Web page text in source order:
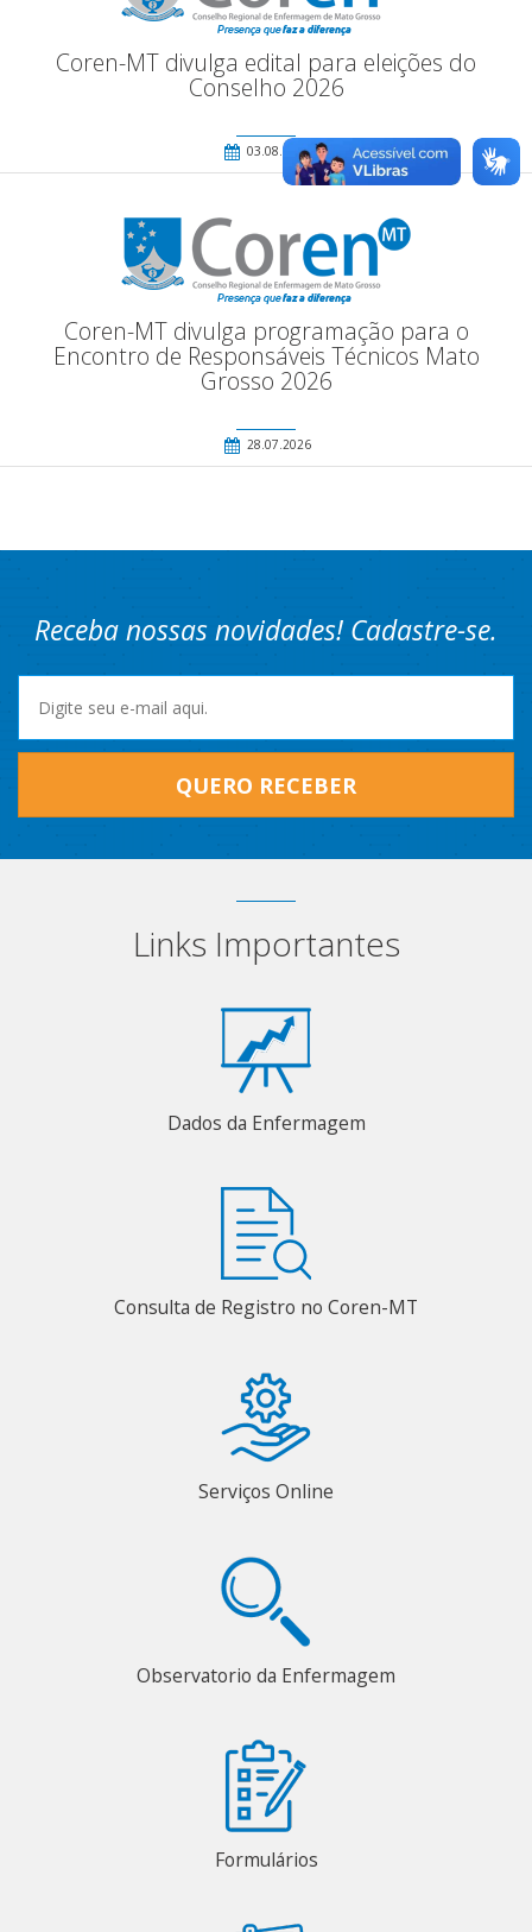
Coren-MT divulga edital para eleições do
Conselho 2026
03.08.2026
Coren-MT divulga programação para o
Encontro de Responsáveis Técnicos Mato
Grosso 2026
28.07.2026
Receba nossas novidades! Cadastre-se.
QUERO RECEBER
Links Importantes
Dados da Enfermagem
Consulta de Registro no Coren-MT
Serviços Online
Observatorio da Enfermagem
Formulários